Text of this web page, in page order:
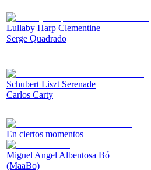
Lullaby Harp Clementine
Serge Quadrado
Schubert Liszt Serenade
Carlos Carty
En ciertos momentos
Miguel Angel Albentosa Bó
(MaaBo)